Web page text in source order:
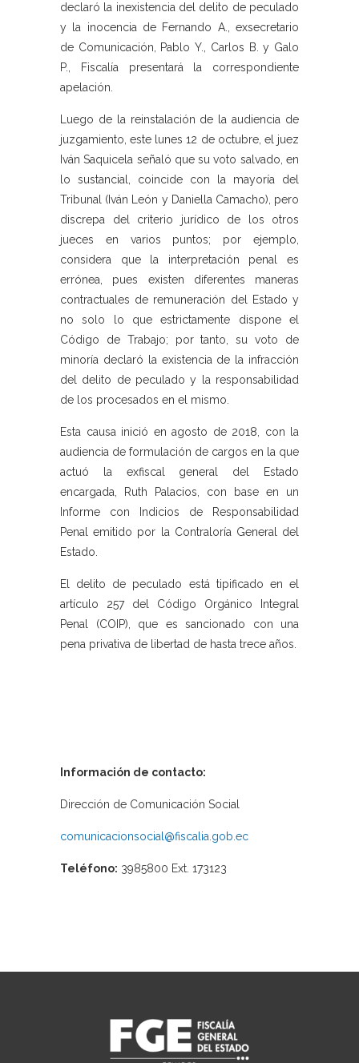
declaró la inexistencia del delito de peculado
y la inocencia de Fernando A., exsecretario
de Comunicación, Pablo Y., Carlos B. y Galo
P., Fiscalía presentará la correspondiente
apelación.
Luego de la reinstalación de la audiencia de
juzgamiento, este lunes 12 de octubre, el juez
Iván Saquicela señaló que su voto salvado, en
lo sustancial, coincide con la mayoría del
Tribunal (Iván León y Daniella Camacho), pero
discrepa del criterio jurídico de los otros
jueces en varios puntos; por ejemplo,
considera que la interpretación penal es
errónea, pues existen diferentes maneras
contractuales de remuneración del Estado y
no solo lo que estrictamente dispone el
Código de Trabajo; por tanto, su voto de
minoría declaró la existencia de la infracción
del delito de peculado y la responsabilidad
de los procesados en el mismo.
Esta causa inició en agosto de 2018, con la
audiencia de formulación de cargos en la que
actuó la exfiscal general del Estado
encargada, Ruth Palacios, con base en un
Informe con Indicios de Responsabilidad
Penal emitido por la Contraloría General del
Estado.
El delito de peculado está tipificado en el
artículo 257 del Código Orgánico Integral
Penal (COIP), que es sancionado con una
pena privativa de libertad de hasta trece años.
Información de contacto:
Dirección de Comunicación Social
comunicacionsocial@fiscalia.gob.ec
Teléfono: 3985800 Ext. 173123